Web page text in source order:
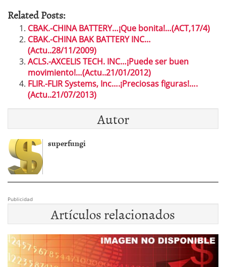
Related Posts:
CBAK.-CHINA BATTERY…¡Que bonita!…(ACT,17/4)
CBAK.-CHINA BAK BATTERY INC…
(Actu..28/11/2009)
ACLS.-AXCELIS TECH. INC…¡Puede ser buen
movimiento!…(Actu..21/01/2012)
FLIR.-FLIR Systems, Inc….¡Preciosas figuras!….
(Actu..21/07/2013)
Autor
superfungi
Publicidad
Artículos relacionados